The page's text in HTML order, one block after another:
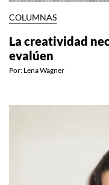
COLUMNAS
La creatividad
evalúen
Por: Lena Wagner